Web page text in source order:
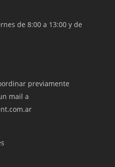
de 8:00 a 13:00 y de
previamente
mail a